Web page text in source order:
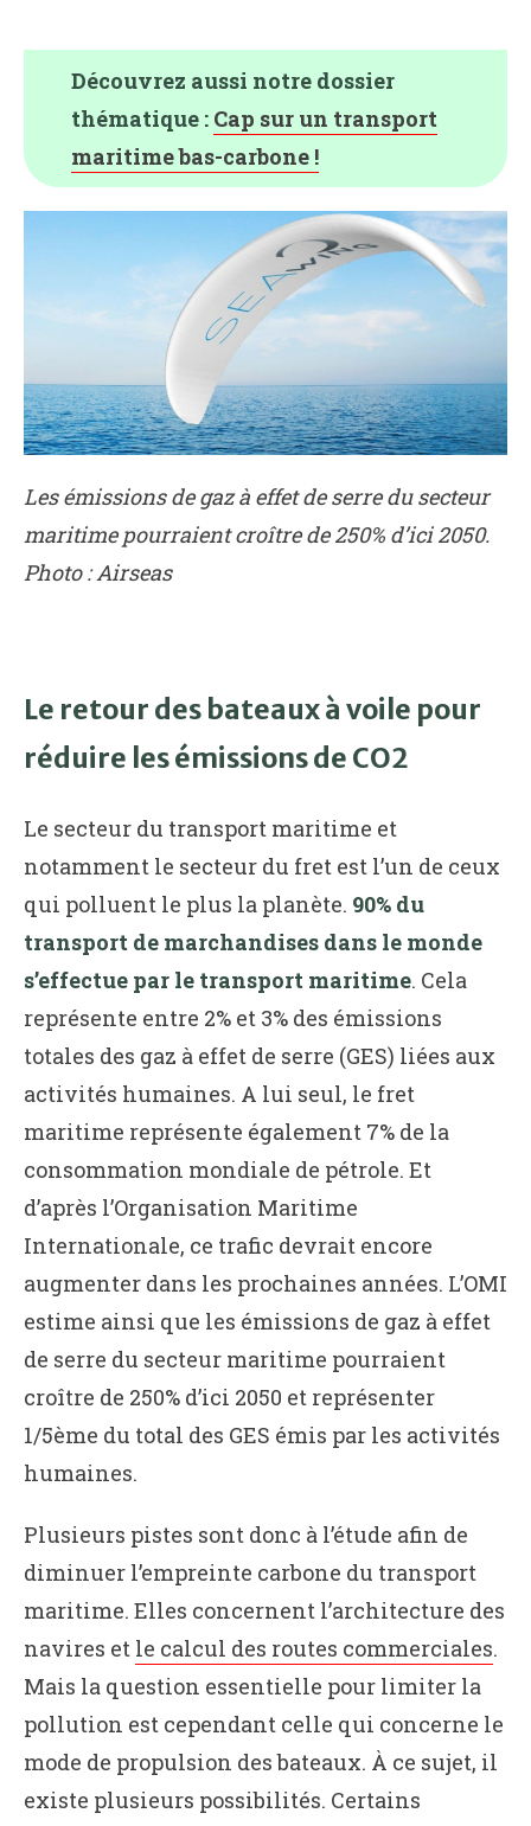
Découvrez aussi notre dossier
thématique : Cap sur un transport
maritime bas-carbone !
Les émissions de gaz à effet de serre du secteur
maritime pourraient croître de 250% d’ici 2050.
Photo : Airseas
Le retour des bateaux à voile pour
réduire les émissions de CO2
Le secteur du transport maritime et
notamment le secteur du fret est l’un de ceux
qui polluent le plus la planète. 90% du
transport de marchandises dans le monde
s’effectue par le transport maritime. Cela
représente entre 2% et 3% des émissions
totales des gaz à effet de serre (GES) liées aux
activités humaines. A lui seul, le fret
maritime représente également 7% de la
consommation mondiale de pétrole. Et
d’après l’Organisation Maritime
Internationale, ce trafic devrait encore
augmenter dans les prochaines années. L’OMI
estime ainsi que les émissions de gaz à effet
de serre du secteur maritime pourraient
croître de 250% d’ici 2050 et représenter
1/5ème du total des GES émis par les activités
humaines.
Plusieurs pistes sont donc à l’étude afin de
diminuer l’empreinte carbone du transport
maritime. Elles concernent l’architecture des
navires et le calcul des routes commerciales.
Mais la question essentielle pour limiter la
pollution est cependant celle qui concerne le
mode de propulsion des bateaux. À ce sujet, il
existe plusieurs possibilités. Certains